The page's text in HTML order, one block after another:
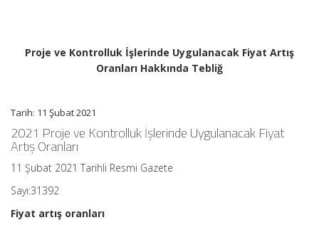
Proje ve Kontrolluk İşlerinde Uygulanacak Fiyat Artış
Oranları Hakkında Tebliğ
Tarih: 11 Şubat 2021
2021 Proje ve Kontrolluk İşlerinde Uygulanacak Fiyat
Artış Oranları
11 Şubat 2021 Tarihli Resmi Gazete
Sayı:31392
Fiyat artış oranları